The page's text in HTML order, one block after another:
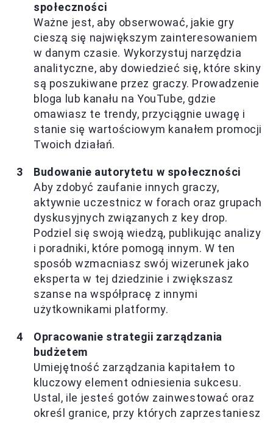
społeczności
Ważne jest, aby obserwować, jakie gry
cieszą się największym zainteresowaniem
w danym czasie. Wykorzystuj narzędzia
analityczne, aby dowiedzieć się, które skiny
są poszukiwane przez graczy. Prowadzenie
bloga lub kanału na YouTube, gdzie
omawiasz te trendy, przyciągnie uwagę i
stanie się wartościowym kanałem promocji
Twoich działań.
Budowanie autorytetu w społeczności
Aby zdobyć zaufanie innych graczy,
aktywnie uczestnicz w forach oraz grupach
dyskusyjnych związanych z key drop.
Podziel się swoją wiedzą, publikując analizy
i poradniki, które pomogą innym. W ten
sposób wzmacniasz swój wizerunek jako
eksperta w tej dziedzinie i zwiększasz
szanse na współpracę z innymi
użytkownikami platformy.
Opracowanie strategii zarządzania
budżetem
Umiejętność zarządzania kapitałem to
kluczowy element odniesienia sukcesu.
Ustal, ile jesteś gotów zainwestować oraz
określ granice, przy których zaprzestaniesz